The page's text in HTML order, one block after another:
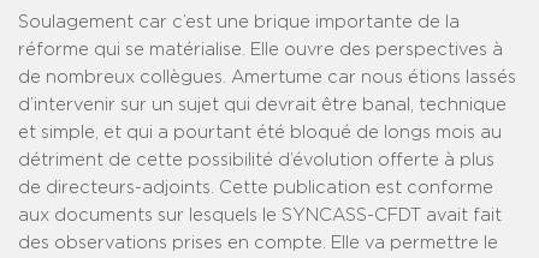
Soulagement car c’est une brique importante de la
réforme qui se matérialise. Elle ouvre des perspectives à
de nombreux collègues. Amertume car nous étions lassés
d’intervenir sur un sujet qui devrait être banal, technique
et simple, et qui a pourtant été bloqué de longs mois au
détriment de cette possibilité d’évolution offerte à plus
de directeurs-adjoints. Cette publication est conforme
aux documents sur lesquels le SYNCASS-CFDT avait fait
des observations prises en compte. Elle va permettre le